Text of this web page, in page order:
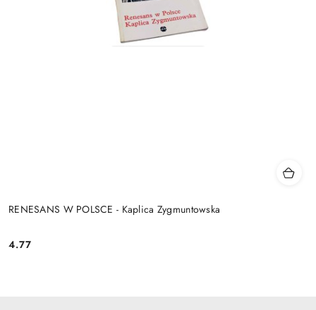
RENESANS W POLSCE - Kaplica Zygmuntowska
Cena:
4.77